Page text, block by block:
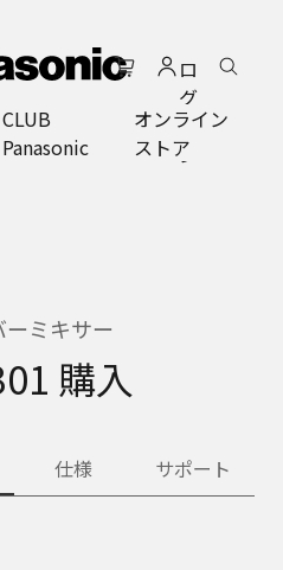
ロ
グ
イ
ン
CLUB
Panasonic
オンライン
ストア
ーミキサー
購入
仕様 サポート